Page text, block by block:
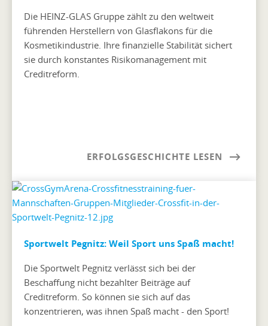
Die HEINZ-GLAS Gruppe zählt zu den weltweit
führenden Herstellern von Glasflakons für die
Kosmetikindustrie. Ihre finanzielle Stabilität sichert
sie durch konstantes Risikomanagement mit
Creditreform.
ERFOLGSGESCHICHTE LESEN
Sportwelt Pegnitz: Weil Sport uns Spaß macht!
Die Sportwelt Pegnitz verlässt sich bei der
Beschaffung nicht bezahlter Beiträge auf
Creditreform. So können sie sich auf das
konzentrieren, was ihnen Spaß macht - den Sport!